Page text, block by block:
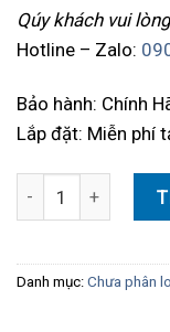
Qúy khách vui
Hotline – Zalo:
Bảo hành: Chính
Lắp đặt: Miễn phí
Máy lọc không khí
Danh mục:Chưa phân